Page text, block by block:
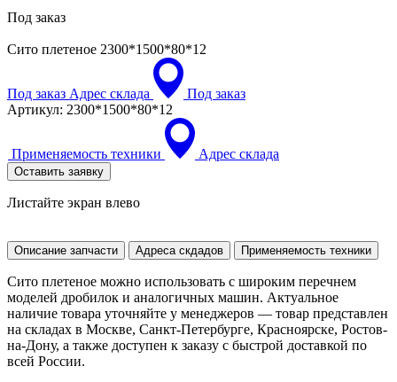
Под заказ
Сито плетеное 2300*1500*80*12
Под заказ Адрес склада
Под заказ
Артикул: 2300*1500*80*12
Применяемость техники Адрес склада
Оставить заявку
Листайте экран влево
Описание запчасти Адреса скдадов Применяемость техники
Сито плетеное можно использовать с широким перечнем
моделей дробилок и аналогичных машин. Актуальное
наличие товара уточняйте у менеджеров — товар представлен
на складах в Москве, Санкт-Петербурге, Красноярске, Ростов-
на-Дону, а также доступен к заказу с быстрой доставкой по
всей России.